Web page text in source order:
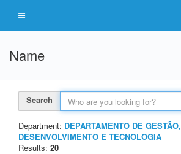
Name
Search
Department: DEPARTAMENTO DE GESTÃO,
DESENVOLVIMENTO E TECNOLOGIA
Results: 20